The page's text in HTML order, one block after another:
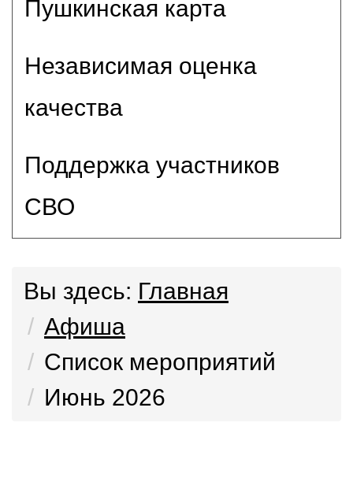
Пушкинская карта
Независимая оценка
качества
Поддержка участников
СВО
Вы здесь: Главная
Афиша
Список мероприятий
Июнь 2026